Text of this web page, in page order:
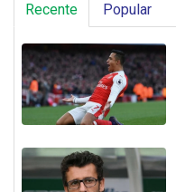
Recente Popular